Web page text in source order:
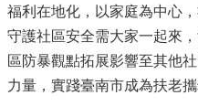
福利在地化，以家庭為中心
守護社區安全需大家一起來
區防暴觀點拓展影響至其他
力量，實踐臺南市成為扶老